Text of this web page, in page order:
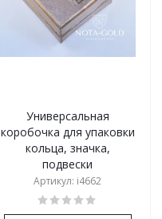
Универсальная
коробочка для упаковки
кольца, значка,
подвески
Артикул: i4662